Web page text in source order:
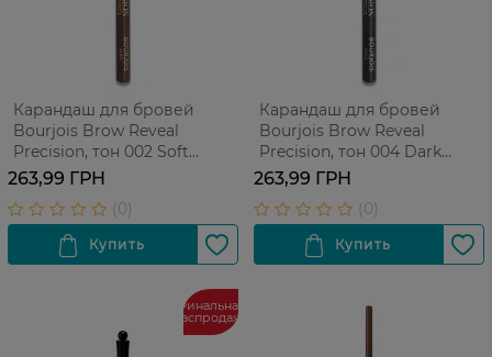
Карандаш для бровей
Bourjois Brow Reveal
Precision, тон 002 Soft
Brown, 1,4 г
263,99 ГРН
Карандаш для бровей
Bourjois Brow Reveal
Precision, тон 004 Dark
Brunette, 1,4 г
263,99 ГРН
Финальная
распродажа